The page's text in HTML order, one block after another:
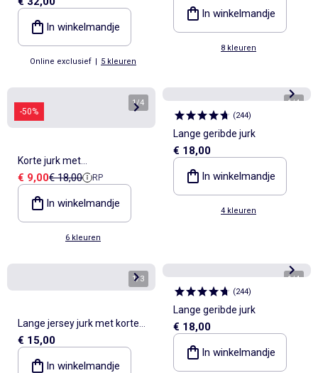
en borduursels
In winkelmandje
Online exclusief | 5 kleuren
In winkelmandje
8 kleuren
-50%
1/4
Korte jurk met
vlindermouwen van katoen
en linnen
Verkoopprijs
€ 9,00Referentieprijs
€ 18,00 RP
In winkelmandje
6 kleuren
1/4
(244)
Lange geribde jurk
€ 18,00
In winkelmandje
4 kleuren
1/3
Lange jersey jurk met korte
mouwen
€ 15,00
In winkelmandje
1/4
(244)
Lange geribde jurk
€ 18,00
In winkelmandje